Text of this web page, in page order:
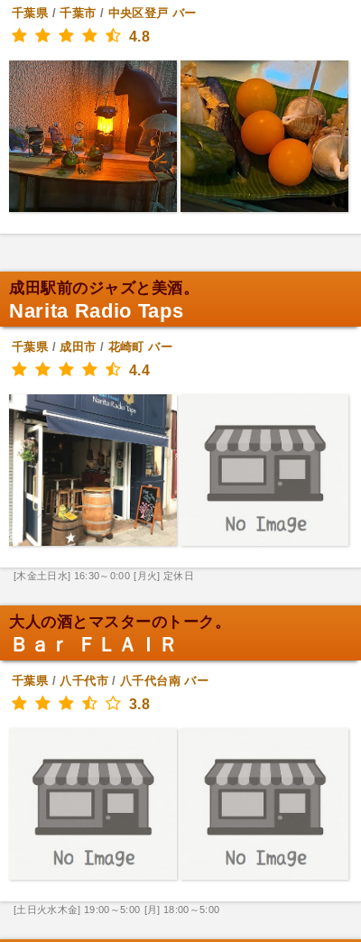
千葉県/千葉市 / 中央区登戸 バー
4.8
成田駅前のジャズと美酒。
Narita Radio Taps
千葉県/成田市 / 花崎町 バー
4.4
[木金土日水] 16:30～0:00 [月火] 定休日
大人の酒とマスターのトーク。
Ｂａｒ ＦＬＡＩＲ
千葉県/ 八千代市/ 八千代台南 バー
3.8
[土日火水木金] 19:00～5:00 [月] 18:00～5:00